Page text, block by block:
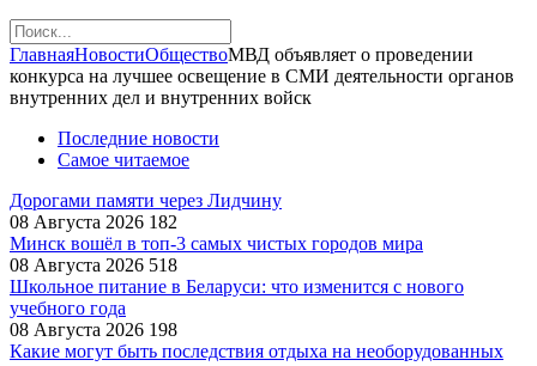
ГлавнаяНовостиОбществоМВД объявляет о проведении
конкурса на лучшее освещение в СМИ деятельности органов
внутренних дел и внутренних войск
Последние новости
Самое читаемое
Дорогами памяти через Лидчину
08 Августа 2026 182
Минск вошёл в топ-3 самых чистых городов мира
08 Августа 2026 518
Школьное питание в Беларуси: что изменится с нового
учебного года
08 Августа 2026 198
Какие могут быть последствия отдыха на необорудованных